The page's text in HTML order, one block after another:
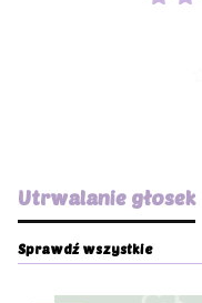
Utrwalanie głosek
Sprawdź wszystkie